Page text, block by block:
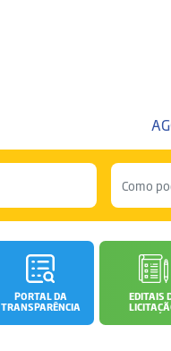
PORTAL DA
TRANSPARÊNCIA
EDITAIS